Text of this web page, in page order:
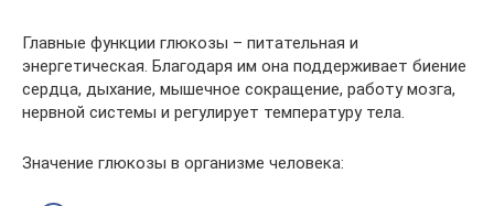
Главные функции глюкозы – питательная и
энергетическая. Благодаря им она поддерживает биение
сердца, дыхание, мышечное сокращение, работу мозга,
нервной системы и регулирует температуру тела.
Значение глюкозы в организме человека: